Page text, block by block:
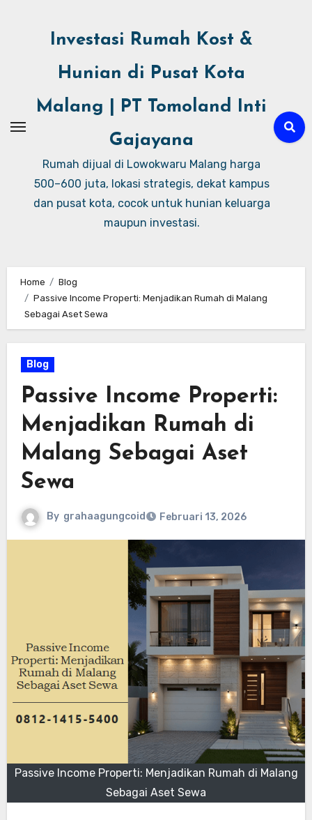
Investasi Rumah Kost &
Hunian di Pusat Kota
Malang | PT Tomoland Inti
Gajayana
Rumah dijual di Lowokwaru Malang harga
500–600 juta, lokasi strategis, dekat kampus
dan pusat kota, cocok untuk hunian keluarga
maupun investasi.
Home
Blog
Passive Income Properti: Menjadikan Rumah di Malang
Sebagai Aset Sewa
Blog
Passive Income Properti:
Menjadikan Rumah di
Malang Sebagai Aset
Sewa
By grahaagungcoid Februari 13, 2026
Passive Income Properti: Menjadikan Rumah di Malang
Sebagai Aset Sewa